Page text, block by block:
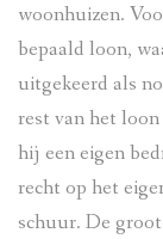
woonhuizen.
bepaald loon,
uitgekeerd als
rest van het
hij een eigen
recht op het
schuur. De